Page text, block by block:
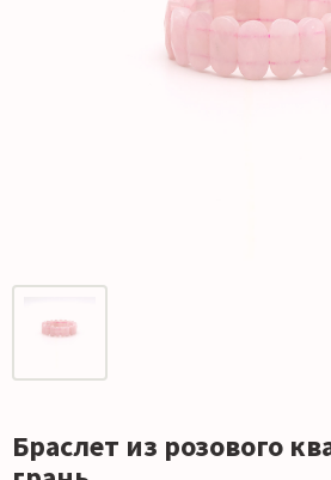
Браслет из розового